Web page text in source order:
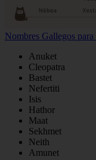
Nombres Gallegos para
Anuket
Cleopatra
Bastet
Nefertiti
Isis
Hathor
Maat
Sekhmet
Neith
Amunet